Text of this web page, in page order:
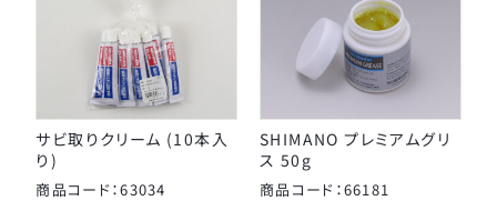
サビ取りクリーム (10本入
り)
商品コード：63034
SHIMANO プレミアムグリ
ス 50g
商品コード：66181